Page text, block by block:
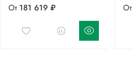
От 181 619 ₽ От